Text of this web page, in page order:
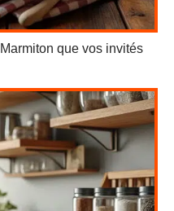
que vos invités